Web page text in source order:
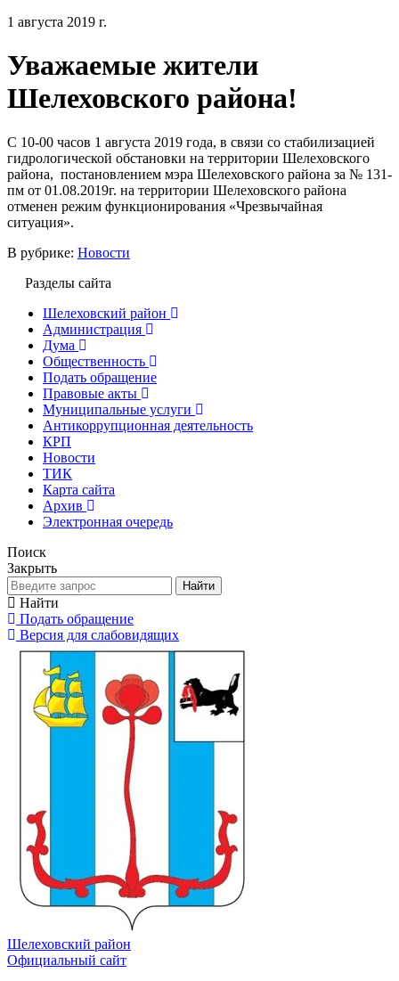
1 августа 2019 г.
Уважаемые жители
Шелеховского района!
С 10-00 часов 1 августа 2019 года, в связи со стабилизацией
гидрологической обстановки на территории Шелеховского
района, постановлением мэра Шелеховского района за № 131-
пм от 01.08.2019г. на территории Шелеховского района
отменен режим функционирования «Чрезвычайная
ситуация».
В рубрике: Новости
Разделы сайта
Шелеховский район
Администрация
Дума
Общественность
Подать обращение
Правовые акты
Муниципальные услуги
Антикоррупционная деятельность
КРП
Новости
ТИК
Карта сайта
Архив
Электронная очередь
Поиск
Закрыть
Найти
Найти
Подать обращение
Версия для слабовидящих
Шелеховский район
Официальный сайт